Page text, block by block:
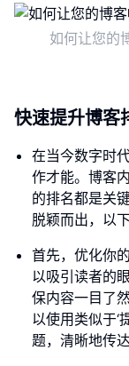
如何让您的
快速提升博客
在当今数字时
作才能。博客
的排名都是关
脱颖而出，以
首先，优化你
以吸引读者的
保内容一目了
以使用类似于‘
题，清晰地传